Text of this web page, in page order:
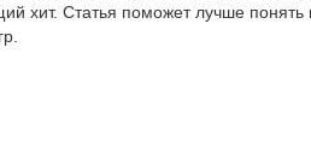
хит. Статья поможет лучше понять